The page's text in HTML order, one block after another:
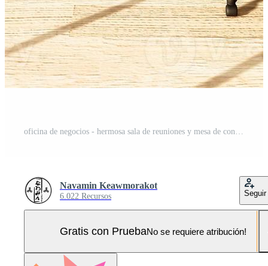
oficina de negocios - hermosa sala de reuniones y mesa de conferencias de Japanroom, estilo moderno. Representación 3d Foto Pro
Navamin Keawmorakot
6.022 Recursos Seguir
Gratis con PruebaNo se requiere atribución!